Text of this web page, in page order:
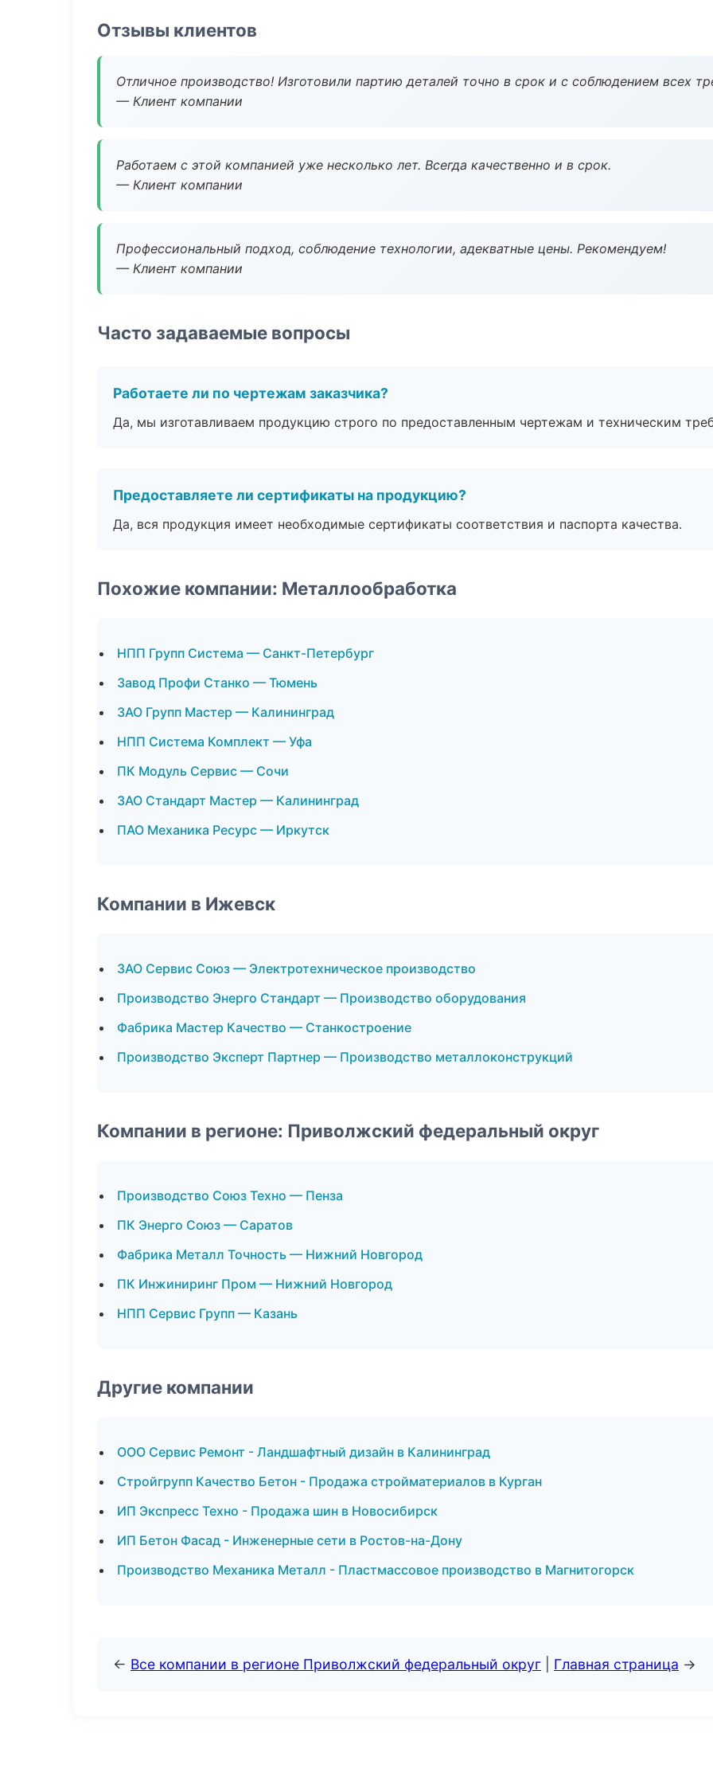
Отзывы клиентов
Отличное производство! Изготовили партию деталей точно в срок и с соблюдением всех
— Клиент компании
Работаем с этой компанией уже несколько лет. Всегда качественно и в срок.
— Клиент компании
Профессиональный подход, соблюдение технологии, адекватные цены. Рекомендуем!
— Клиент компании
Часто задаваемые вопросы
Работаете ли по чертежам заказчика?
Да, мы изготавливаем продукцию строго по предоставленным чертежам и техническим
Предоставляете ли сертификаты на продукцию?
Да, вся продукция имеет необходимые сертификаты соответствия и паспорта качества.
Похожие компании: Металлообработка
НПП Групп Система — Санкт-Петербург
Завод Профи Станко — Тюмень
ЗАО Групп Мастер — Калининград
НПП Система Комплект — Уфа
ПК Модуль Сервис — Сочи
ЗАО Стандарт Мастер — Калининград
ПАО Механика Ресурс — Иркутск
Компании в Ижевск
ЗАО Сервис Союз — Электротехническое производство
Производство Энерго Стандарт — Производство оборудования
Фабрика Мастер Качество — Станкостроение
Производство Эксперт Партнер — Производство металлоконструкций
Компании в регионе: Приволжский федеральный округ
Производство Союз Техно — Пенза
ПК Энерго Союз — Саратов
Фабрика Металл Точность — Нижний Новгород
ПК Инжиниринг Пром — Нижний Новгород
НПП Сервис Групп — Казань
Другие компании
ООО Сервис Ремонт - Ландшафтный дизайн в Калининград
Стройгрупп Качество Бетон - Продажа стройматериалов в Курган
ИП Экспресс Техно - Продажа шин в Новосибирск
ИП Бетон Фасад - Инженерные сети в Ростов-на-Дону
Производство Механика Металл - Пластмассовое производство в Магнитогорск
← Все компании в регионе Приволжский федеральный округ Главная страница →